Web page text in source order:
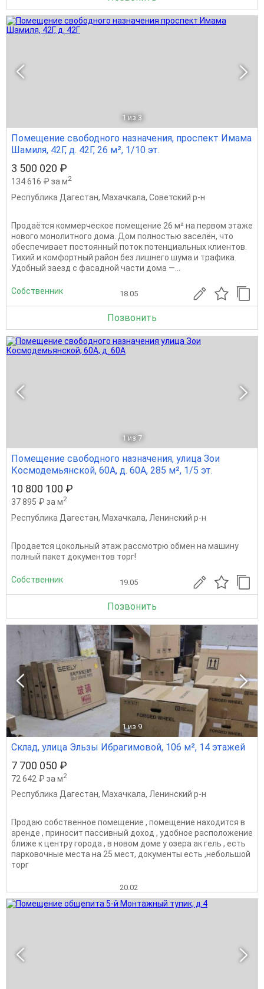
1 из 3
Помещение свободного назначения, проспект Имама
Шамиля, 42Г, д. 42Г, 26 м², 1/10 эт.
3 500 020 ₽
134 616 ₽ за м2
Республика Дагестан, Махачкала, Советский р-н
Продаётся коммерческое помещение 26 м² на первом этаже
нового монолитного дома. Дом полностью заселён, что
обеспечивает постоянный поток потенциальных клиентов.
Тихий и комфортный район без лишнего шума и трафика.
Удобный заезд с фасадной части дома —...
Собственник 18.05
Позвонить
1 из 7
Помещение свободного назначения, улица Зои
Космодемьянской, 60А, д. 60А, 285 м², 1/5 эт.
10 800 100 ₽
37 895 ₽ за м2
Республика Дагестан, Махачкала, Ленинский р-н
Продается цокольный этаж рассмотрю обмен на машину
полный пакет документов торг!
Собственник 19.05
Позвонить
1 из 9
Склад, улица Эльзы Ибрагимовой, 106 м², 14 этажей
7 700 050 ₽
72 642 ₽ за м2
Республика Дагестан, Махачкала, Ленинский р-н
Продаю собственное помещение , помещение находится в
аренде , приносит пассивный доход , удобное расположение
ближе к центру города , в новом доме у озера ак гель , есть
парковочные места на 25 мест, документы есть ,небольшой
торг
20.02